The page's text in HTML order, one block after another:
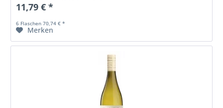
11,79 € *
6 Flaschen 70,74 € *
Merken